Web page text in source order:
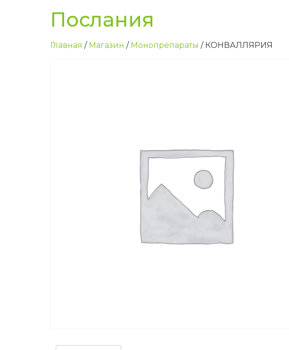
Послания
Главная / Магазин / Монопрепараты / КОНВАЛЛЯРИЯ